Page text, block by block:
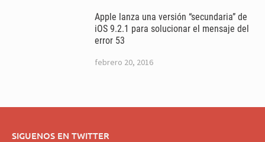
Apple lanza una versión “secundaria” de
iOS 9.2.1 para solucionar el mensaje del
error 53
febrero 20, 2016
SIGUENOS EN TWITTER